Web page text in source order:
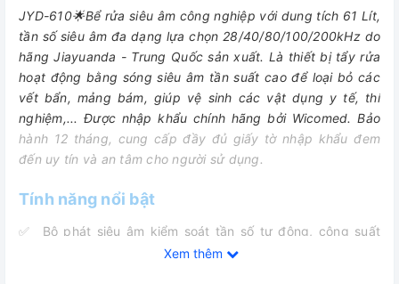
JYD-610🌟Bể rửa siêu âm công nghiệp với dung tích 61 Lít,
tần số siêu âm đa dạng lựa chọn 28/40/80/100/200kHz do
hãng Jiayuanda - Trung Quốc sản xuất. Là thiết bị tẩy rửa
hoạt động bằng sóng siêu âm tần suất cao để loại bỏ các
vết bẩn, mảng bám, giúp vệ sinh các vật dụng y tế, thí
nghiệm,... Được nhập khẩu chính hãng bởi Wicomed. Bảo
hành 12 tháng, cung cấp đầy đủ giấy tờ nhập khẩu đem
đến uy tín và an tâm cho người sử dụng.
Tính năng nổi bật
✅ Bộ phát siêu âm kiểm soát tần số tự động, công suất
Xem thêm